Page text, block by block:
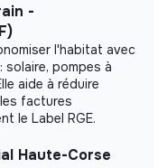
ESSEC
-
l'habitat avec
pompes à
aide à réduire
factures
le Label RGE.
Haute-Corse